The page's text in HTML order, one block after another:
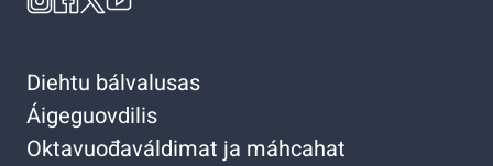
Diehtu bálvalusas
Áigeguovdilis
Oktavuođaváldimat ja máhcahat